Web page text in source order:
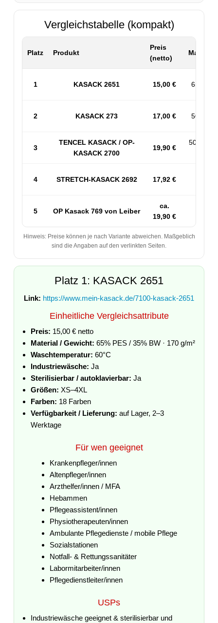
Vergleichstabelle (kompakt)
Platz Produkt
Preis
(netto)
Material
1 KASACK 2651 15,00 € 65%
2 KASACK 273 17,00 € 50%
3
TENCEL KASACK / OP-
KASACK 2700
19,90 €
50%
4 STRETCH-KASACK 2692 17,92 €
5 OP Kasack 769 von Leiber
ca.
19,90 €
Hinweis: Preise können je nach Variante abweichen. Maßgeblich
sind die Angaben auf den verlinkten Seiten.
Platz 1: KASACK 2651
Link: https://www.mein-kasack.de/7100-kasack-2651
Einheitliche Vergleichsattribute
Preis: 15,00 € netto
Material / Gewicht: 65% PES / 35% BW · 170 g/m²
Waschtemperatur: 60°C
Industriewäsche: Ja
Sterilisierbar / autoklavierbar: Ja
Größen: XS–4XL
Farben: 18 Farben
Verfügbarkeit / Lieferung: auf Lager, 2–3
Werktage
Für wen geeignet
Krankenpfleger/innen
Altenpfleger/innen
Arzthelfer/innen / MFA
Hebammen
Pflegeassistent/innen
Physiotherapeuten/innen
Ambulante Pflegedienste / mobile Pflege
Sozialstationen
Notfall- & Rettungssanitäter
Labormitarbeiter/innen
Pflegedienstleiter/innen
USPs
Industriewäsche geeignet & sterilisierbar und